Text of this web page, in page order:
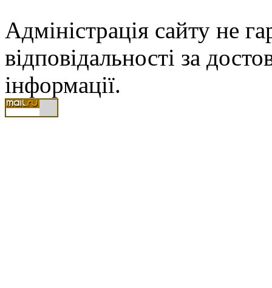
Адміністрація сайту не
відповідальності за
інформації.